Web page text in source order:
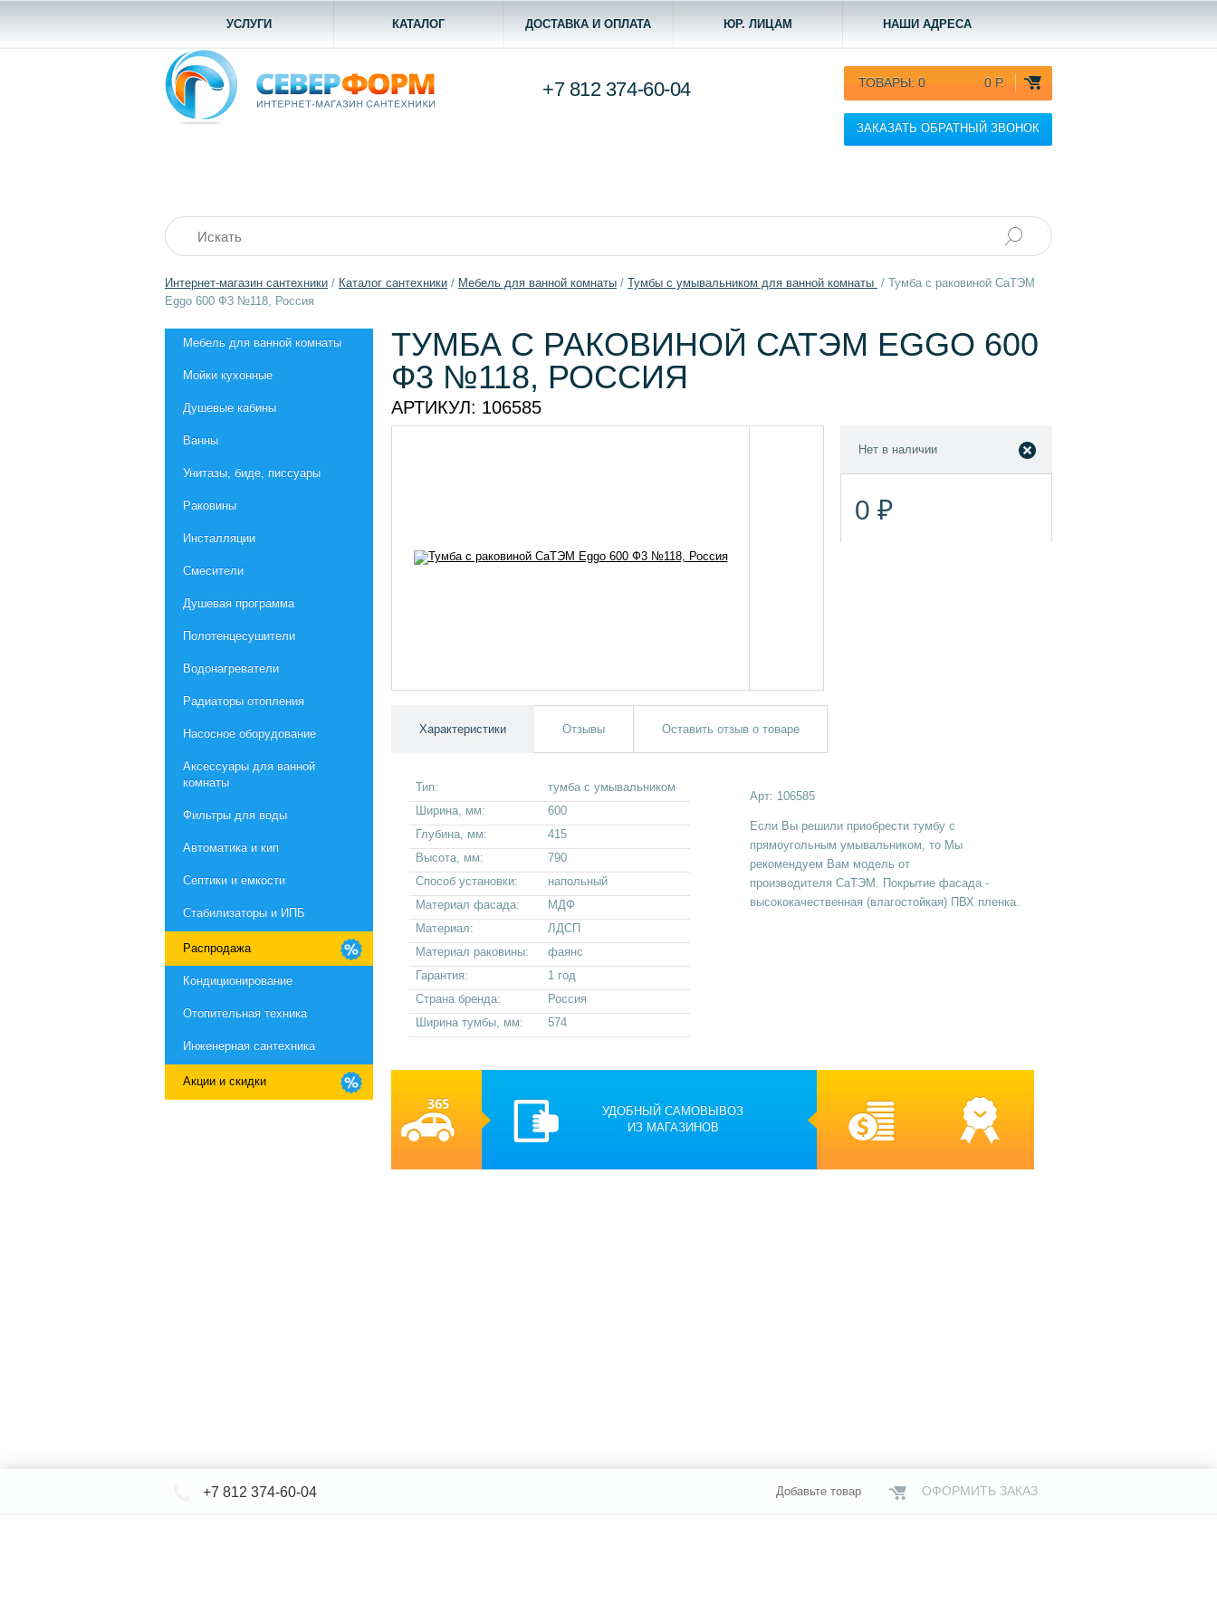
УСЛУГИ КАТАЛОГ ДОСТАВКА И ОПЛАТА ЮР. ЛИЦАМ НАШИ АДРЕСА
ТОВАРЫ: 0 0 Р.
ЗАКАЗАТЬ ОБРАТНЫЙ ЗВОНОК
+7 812 374-60-04
Интернет-магазин сантехники / Каталог сантехники / Мебель для ванной комнаты / Тумбы с умывальником для ванной комнаты / Тумба с раковиной СаТЭМ
Eggo 600 Ф3 №118, Россия
Мебель для ванной комнаты
Мойки кухонные
Душевые кабины
Ванны
Унитазы, биде, писсуары
Раковины
Инсталляции
Смесители
Душевая программа
Полотенцесушители
Водонагреватели
Радиаторы отопления
Насосное оборудование
Aксессуары для ванной
комнаты
Фильтры для воды
Автоматика и кип
Септики и емкости
Стабилизаторы и ИПБ
Распродажа
Кондиционирование
Отопительная техника
Инженерная сантехника
Акции и скидки
ТУМБА С РАКОВИНОЙ САТЭМ EGGO 600
Ф3 №118, РОССИЯ
АРТИКУЛ: 106585
Нет в наличии
0 ₽
Характеристики Отзывы Оставить отзыв о товаре
Тип:
тумба с умывальником
Ширина, мм:
600
Глубина, мм:
415
Высота, мм:
790
Способ установки:
напольный
Материал фасада:
МДФ
Материал:
ЛДСП
Материал раковины:
фаянс
Гарантия:
1 год
Страна бренда:
Россия
Ширина тумбы, мм:
574
Арт: 106585
Если Вы решили приобрести тумбу с
прямоугольным умывальником, то Мы
рекомендуем Вам модель от
производителя СаТЭМ. Покрытие фасада -
высококачественная (влагостойкая) ПВХ пленка.
УДОБНЫЙ САМОВЫВОЗ
ИЗ МАГАЗИНОВ
+7 812 374-60-04 Добавьте товар ОФОРМИТЬ ЗАКАЗ